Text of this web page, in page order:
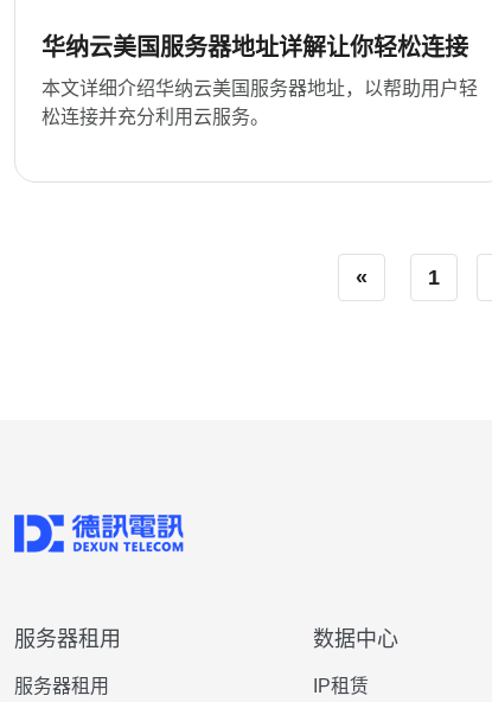
华纳云美国服务器地址详解让你轻松连接
本文详细介绍华纳云美国服务器地址，以帮助用户轻
松连接并充分利用云服务。
« 1
服务器租用
服务器租用
数据中心
IP租赁